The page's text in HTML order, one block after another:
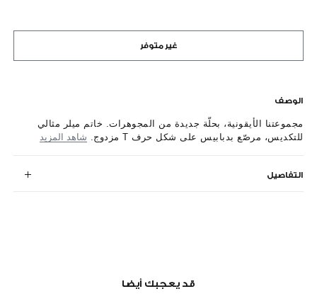
غير متوفر
الوصف
مجموعتنا الأيقونية، بحلّة جديدة من المجوهرات. خاتم ميلر مثالي
للتكديس، مرصّع بدبابيس على شكل حرف T مزدوج.
شاهد المزيد
التفاصيل
قد يعجبك أيضا